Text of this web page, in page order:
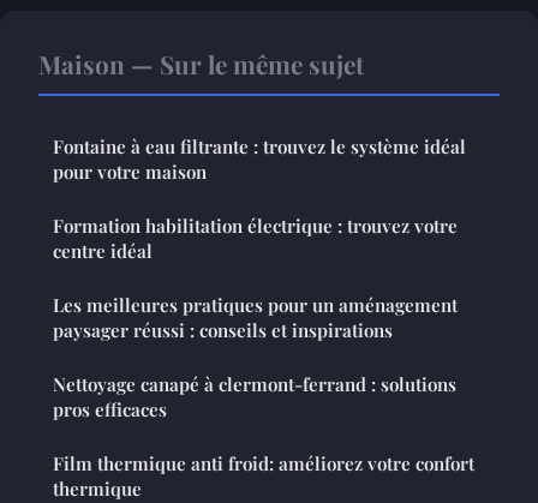
Maison — Sur le même sujet
Fontaine à eau filtrante : trouvez le système idéal
pour votre maison
Formation habilitation électrique : trouvez votre
centre idéal
Les meilleures pratiques pour un aménagement
paysager réussi : conseils et inspirations
Nettoyage canapé à clermont-ferrand : solutions
pros efficaces
Film thermique anti froid: améliorez votre confort
thermique